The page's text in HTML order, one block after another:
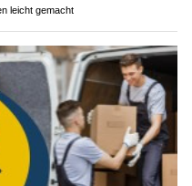
leicht gemacht